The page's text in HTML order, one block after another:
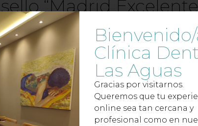
sello “Madrid
Un reconocimiento oficial a nuestra calidad,
personas y el planeta.
CONOCE EL SELLO
Bienvenido/
Clínica
Las Aguas
Gracias por visitarnos.
Queremos que tu
online sea tan cercana y
profesional como en